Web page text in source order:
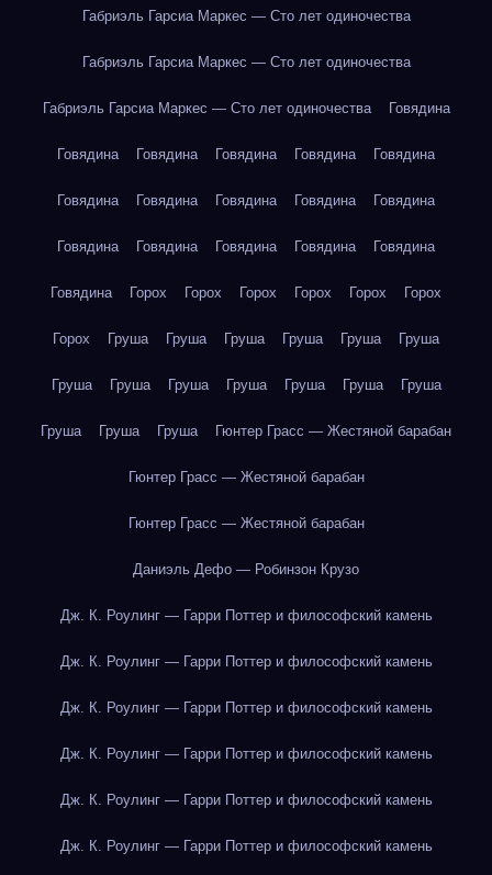
Габриэль Гарсиа Маркес — Сто лет одиночества
Габриэль Гарсиа Маркес — Сто лет одиночества
Габриэль Гарсиа Маркес — Сто лет одиночества Говядина
Говядина Говядина Говядина Говядина Говядина
Говядина Говядина Говядина Говядина Говядина
Говядина Говядина Говядина Говядина Говядина
Говядина Горох Горох Горох Горох Горох Горох
Горох Груша Груша Груша Груша Груша Груша
Груша Груша Груша Груша Груша Груша Груша
Груша Груша Груша Гюнтер Грасс — Жестяной барабан
Гюнтер Грасс — Жестяной барабан
Гюнтер Грасс — Жестяной барабан
Даниэль Дефо — Робинзон Крузо
Дж. К. Роулинг — Гарри Поттер и философский камень
Дж. К. Роулинг — Гарри Поттер и философский камень
Дж. К. Роулинг — Гарри Поттер и философский камень
Дж. К. Роулинг — Гарри Поттер и философский камень
Дж. К. Роулинг — Гарри Поттер и философский камень
Дж. К. Роулинг — Гарри Поттер и философский камень